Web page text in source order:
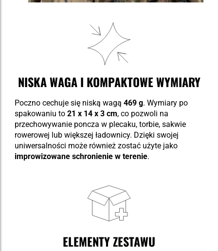
NISKA WAGA I KOMPAKTOWE WYMIARY
Poczno cechuje się niską wagą 469 g. Wymiary po
spakowaniu to 21 x 14 x 3 cm, co pozwoli na
przechowywanie poncza w plecaku, torbie, sakwie
rowerowej lub większej ładownicy. Dzięki swojej
uniwersalności może również zostać użyte jako
improwizowane schronienie w terenie.
ELEMENTY ZESTAWU